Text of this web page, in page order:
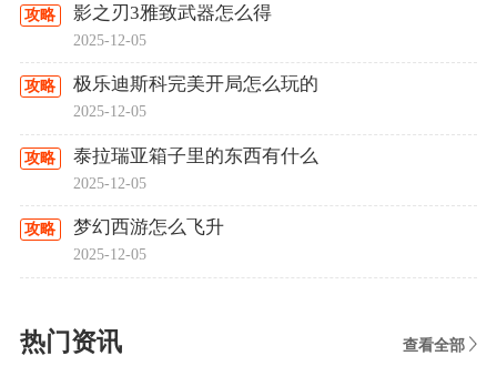
攻略 影之刃3雅致武器怎么得
2025-12-05
攻略 极乐迪斯科完美开局怎么玩的
2025-12-05
攻略 泰拉瑞亚箱子里的东西有什么
2025-12-05
攻略 梦幻西游怎么飞升
2025-12-05
热门资讯 查看全部